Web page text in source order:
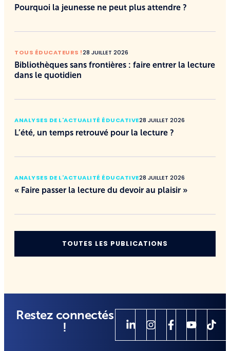
Pourquoi la jeunesse ne peut plus attendre ?
TOUS ÉDUCATEURS !28 JUILLET 2026
Bibliothèques sans frontières : faire entrer la lecture
dans le quotidien
ANALYSES DE L'ACTUALITÉ ÉDUCATIVE28 JUILLET 2026
L’été, un temps retrouvé pour la lecture ?
ANALYSES DE L'ACTUALITÉ ÉDUCATIVE28 JUILLET 2026
« Faire passer la lecture du devoir au plaisir »
TOUTES LES PUBLICATIONS
Restez connectés
!